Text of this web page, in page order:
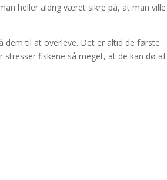
heller aldrig været sikre på, at man ville
dem til at overleve. Det er altid de første
fiskene så meget, at de kan dø af